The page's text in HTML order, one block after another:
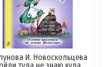
И. Новоскольцева